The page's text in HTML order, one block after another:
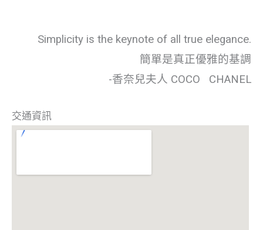
Simplicity is the keynote of all true elegance.
簡單是真正優雅的基調
-香奈兒夫人 COCO CHANEL
交通資訊